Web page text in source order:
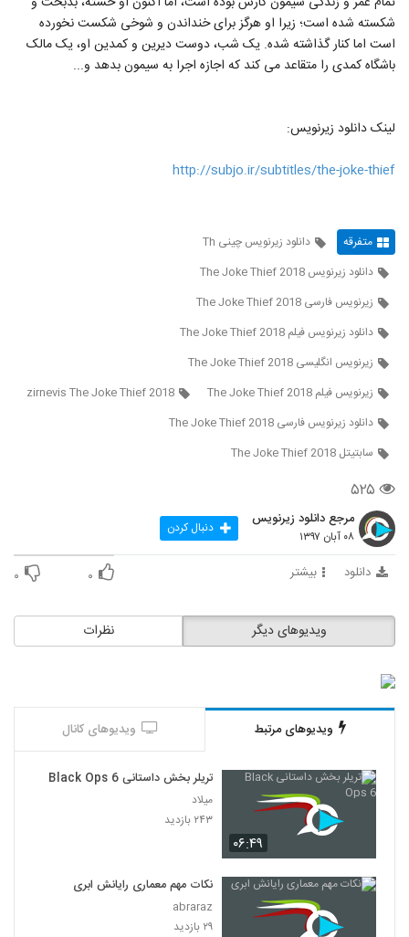
شکسته شده است؛ زیرا او هرگز برای خنداندن و شوخی شکست نخورده
است اما کنار گذاشته شده. یک شب، دوست دیرین و کمدین او، یک مالک
باشگاه کمدی را متقاعد می کند که اجازه اجرا به سیمون بدهد و...
لینک دانلود زیرنویس:
http://subjo.ir/subtitles/the-joke-thief
متفرقه
دانلود زیرنویس چینی Th
دانلود زیرنویس The Joke Thief 2018
زیرنویس فارسی The Joke Thief 2018
دانلود زیرنویس فیلم The Joke Thief 2018
زیرنویس انگلیسی The Joke Thief 2018
زیرنویس فیلم The Joke Thief 2018
zirnevis The Joke Thief 2018
دانلود زیرنویس فارسی The Joke Thief 2018
سابتیتل The Joke Thief 2018
۵۲۵
مرجع دانلود زیرنویس
۰۸ آبان ۱۳۹۷ دنبال کردن
دانلود بیشتر ۰ ۰
نظرات ویدیوهای دیگر
ویدیوهای مرتبط ویدیوهای کانال
۰۶:۴۹
تریلر بخش داستانی Black Ops 6
میلاد
۲۴۳ بازدید
نکات مهم معماری رایانش ابری
abraraz
۲۹ بازدید